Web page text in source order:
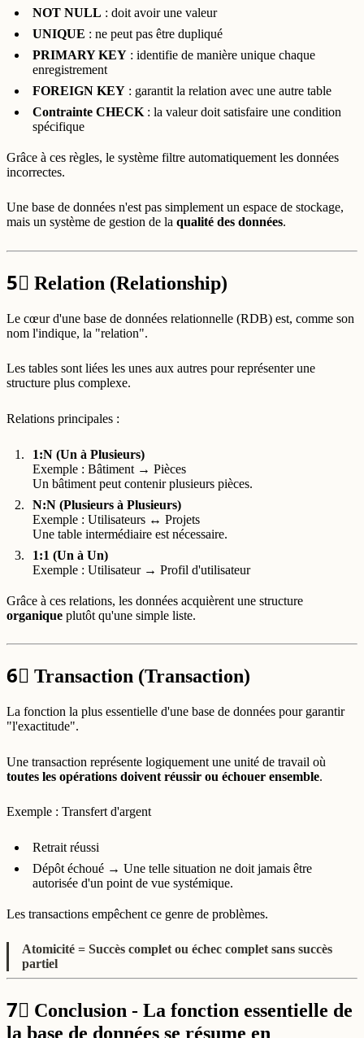
NOT NULL : doit avoir une valeur
UNIQUE : ne peut pas être dupliqué
PRIMARY KEY : identifie de manière unique chaque
enregistrement
FOREIGN KEY : garantit la relation avec une autre table
Contrainte CHECK : la valeur doit satisfaire une condition
spécifique
Grâce à ces règles, le système filtre automatiquement les données
incorrectes.
Une base de données n'est pas simplement un espace de stockage,
mais un système de gestion de la qualité des données.
5⃣ Relation (Relationship)
Le cœur d'une base de données relationnelle (RDB) est, comme son
nom l'indique, la "relation".
Les tables sont liées les unes aux autres pour représenter une
structure plus complexe.
Relations principales :
1:N (Un à Plusieurs)
Exemple : Bâtiment → Pièces
Un bâtiment peut contenir plusieurs pièces.
N:N (Plusieurs à Plusieurs)
Exemple : Utilisateurs ↔ Projets
Une table intermédiaire est nécessaire.
1:1 (Un à Un)
Exemple : Utilisateur → Profil d'utilisateur
Grâce à ces relations, les données acquièrent une structure
organique plutôt qu'une simple liste.
6⃣ Transaction (Transaction)
La fonction la plus essentielle d'une base de données pour garantir
"l'exactitude".
Une transaction représente logiquement une unité de travail où
toutes les opérations doivent réussir ou échouer ensemble.
Exemple : Transfert d'argent
Retrait réussi
Dépôt échoué → Une telle situation ne doit jamais être
autorisée d'un point de vue systémique.
Les transactions empêchent ce genre de problèmes.
Atomicité = Succès complet ou échec complet sans succès
partiel
7⃣ Conclusion - La fonction essentielle de
la base de données se résume en